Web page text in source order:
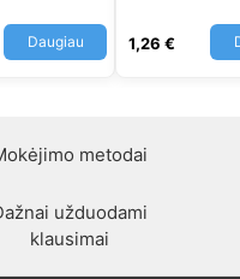
Daugiau 1,26 €
metodai
užduodami
klausimai